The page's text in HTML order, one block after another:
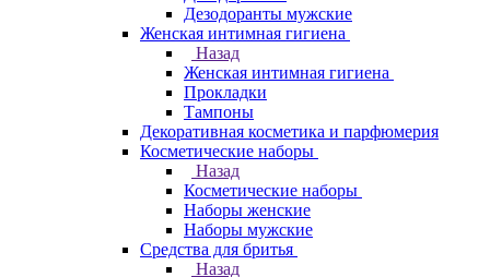
Дезодоранты мужские
Женская интимная гигиена
Назад
Женская интимная гигиена
Прокладки
Тампоны
Декоративная косметика и парфюмерия
Косметические наборы
Назад
Косметические наборы
Наборы женские
Наборы мужские
Средства для бритья
Назад